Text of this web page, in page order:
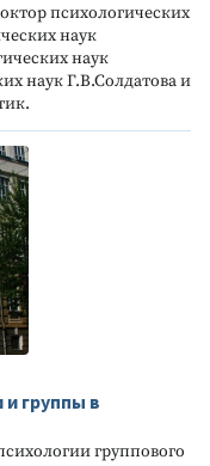
психологических
наук
наук
наук Г.В.Солдатова и
группы в
группового